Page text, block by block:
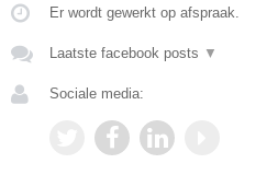
Er wordt gewerkt op afspraak.
Laatste facebook posts ▼
Sociale media: